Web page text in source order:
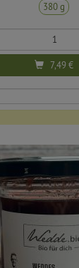
380 g
7,49€